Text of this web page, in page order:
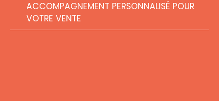
ACCOMPAGNEMENT PERSONNALISÉ POUR
VOTRE VENTE